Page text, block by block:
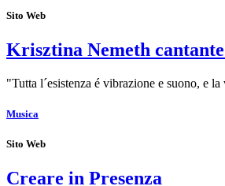
Sito Web
Krisztina Nemeth
"Tutta l´esistenza é vibrazione e suono, e
Musica
Sito Web
Creare in Presenza